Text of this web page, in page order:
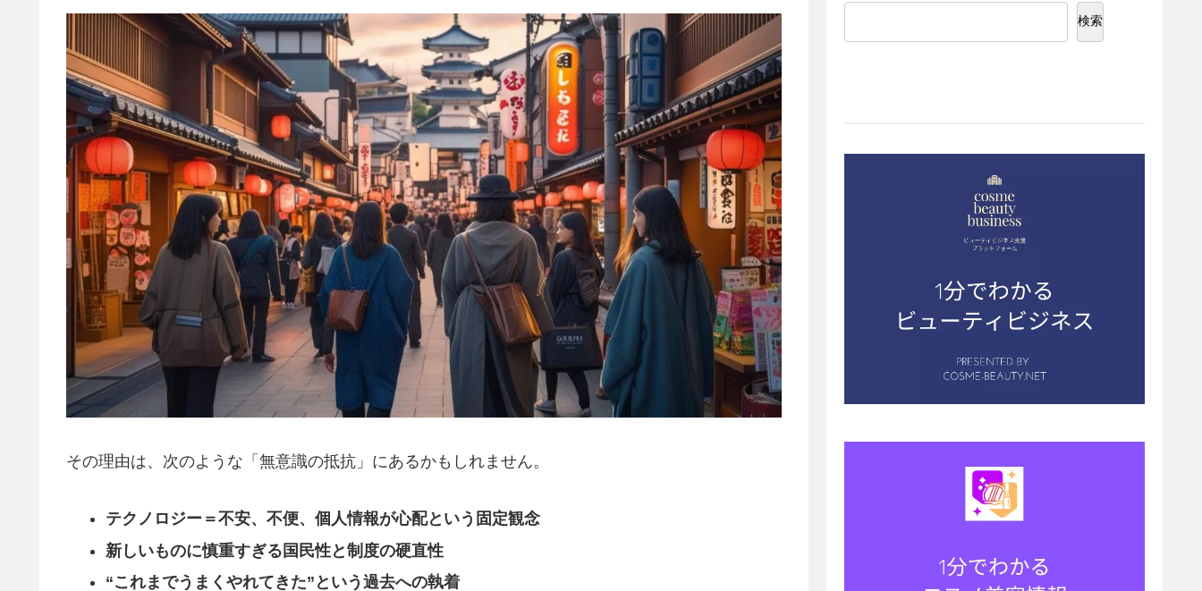
その理由は、次のような「無意識の抵抗」にあるかもしれません。
テクノロジー＝不安、不便、個人情報が心配という固定観念
新しいものに慎重すぎる国民性と制度の硬直性
“これまでうまくやれてきた”という過去への執着
検索